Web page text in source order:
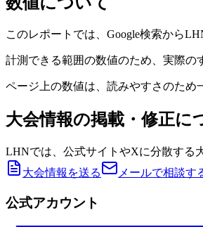
このレポートでは、Google検索から
計測できる範囲の数値のため、実際の
ページ上の数値は、読みやすさのため
大会情報の掲載・修正に
LHNでは、公式サイトやXに分散する
大会情報を送る
メールで相談す
公式アカウント